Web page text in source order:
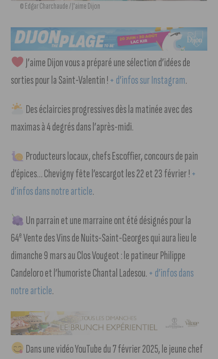
© Edgar Charchaude / J'aime Dijon
J’aime Dijon vous a préparé une sélection d’idées de
sorties pour la Saint-Valentin !+ d’infos sur Instagram.
Des éclaircies progressives dès la matinée avec des
maximas à 4 degrés dans l’après-midi.
Producteurs locaux, chefs Escoffier, concours de pain
d’épices… Chevigny fête l’escargot les 22 et 23 février !+
d’infos dans notre article.
Un parrain et une marraine ont été désignés pour la
64eVente des Vins de Nuits-Saint-Georges qui aura lieu le
dimanche 9 mars au Clos Vougeot : le patineur Philippe
Candeloro et l’humoriste Chantal Ladesou.+ d’infos dans
notre article.
Dans une vidéo YouTube du 7 février 2025, le jeune chef